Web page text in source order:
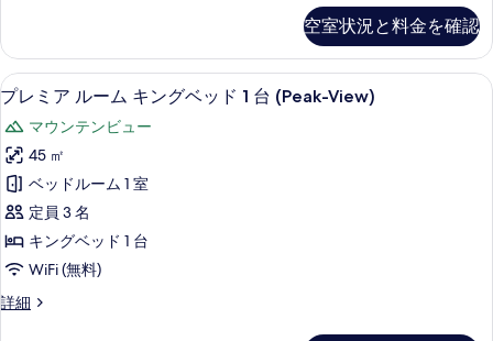
煙
ハ
ー
バ
ー
ビ
ュ
ー
の
す
ア
ル
ー
禁
煙
ハ
ー
バ
ー
ビ
ュ
の
空室状況と料金を確認
プ
レ
ミ
ア
ル
ー
ム
キ
ン
高級寝具、羽毛の掛け布団、ピロー
6
プレミア ルーム キングベッド 1 台 (Peak-View)
マウンテンビュー
45 ㎡
ベッドルーム 1 室
定員 3 名
キングベッド 1 台
WiFi (無料)
詳細
プ